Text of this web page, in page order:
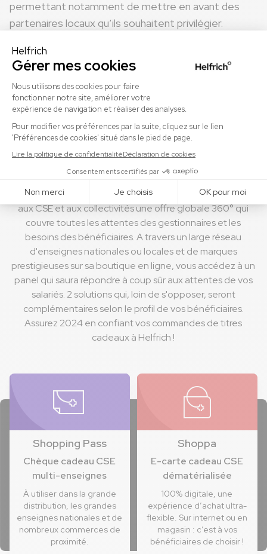
permettant notamment de mettre en avant des
partenaires locaux qu’ils souhaitent privilégier.
En savoir plus sur l'Urssaf
Chèque cadeau ou carte cadeau :
différent et complémentaire
carte cadeau dématérialisée Shoppa, Helfrich présente
aux CSE et aux collectivités une offre globale 360° qui
couvre toutes les attentes des gestionnaires et les
besoins des bénéficiaires. A travers un large réseau
d'enseignes nationales ou locales et de marques
prestigieuses sur sa boutique en ligne, vous accédez à un
panel qui saura répondre à coup sûr aux attentes de vos
salariés. 2 solutions qui, loin de s'opposer, seront
complémentaires selon le profil de vos bénéficiaires.
Assurez 2024 en confiant vos commandes de titres
cadeaux à Helfrich !
Shopping Pass
Chèque cadeau CSE
multi-enseignes
À utiliser dans la grande
distribution, les grandes
enseignes nationales et de
nombreux commerces de
proximité.
Shoppa
E-carte cadeau CSE
dématérialisée
100% digitale, une
expérience d’achat ultra-
flexible. Sur internet ou en
magasin : c’est à vos
bénéficiaires de choisir !